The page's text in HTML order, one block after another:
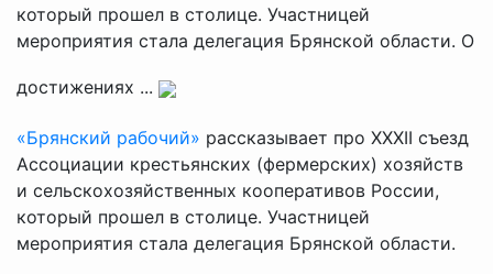
который прошел в столице. Участницей
мероприятия стала делегация Брянской области. О
достижениях ...
«Брянский рабочий» рассказывает про ХХХII съезд
Ассоциации крестьянских (фермерских) хозяйств
и сельскохозяйственных кооперативов России,
который прошел в столице. Участницей
мероприятия стала делегация Брянской области.